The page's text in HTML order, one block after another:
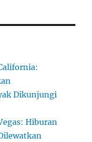
Dikunjungi
Hiburan